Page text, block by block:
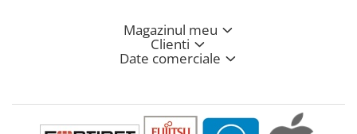
Magazinul meu
Clienti
Date comerciale